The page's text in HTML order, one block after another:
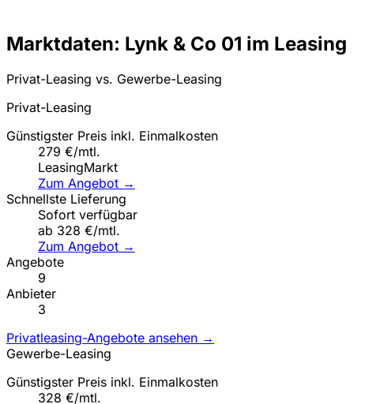
Marktdaten: Lynk & Co 01 im Leasing
Privat-Leasing vs. Gewerbe-Leasing
Privat-Leasing
Günstigster Preis inkl. Einmalkosten
279 €/mtl.
LeasingMarkt
Zum Angebot →
Schnellste Lieferung
Sofort verfügbar
ab 328 €/mtl.
Zum Angebot →
Angebote
9
Anbieter
3
Privatleasing-Angebote ansehen →
Gewerbe-Leasing
Günstigster Preis inkl. Einmalkosten
328 €/mtl.